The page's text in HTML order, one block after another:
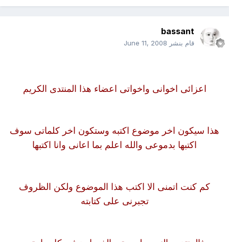
bassant
قام بنشر June 11, 2008
اعزائى اخوانى واخواتى اعضاء هذا المنتدى الكريم
هذا سيكون اخر موضوع اكتبه وستكون اخر كلماتى سوف
اكتبها بدموعى والله اعلم بما اعانى وانا اكتبها
كم كنت اتمنى الا اكتب هذا الموضوع ولكن الظروف
تجبرنى على كتابته